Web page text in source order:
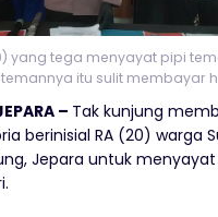
yang tega menyayat pipi
itu sulit membayar
– Tak kunjung
berinisial RA (20) warga
Jepara untuk menyayat